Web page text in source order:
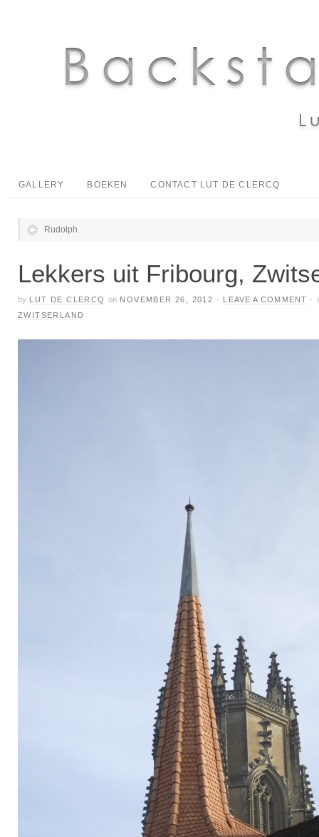
GALLERY BOEKEN CONTACT LUT DE CLERCQ
Rudolph
Lekkers uit Fribourg,
by LUT DE CLERCQ on NOVEMBER 26, 2012 · LEAVE A COMMENT ·
ZWITSERLAND